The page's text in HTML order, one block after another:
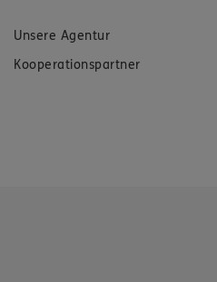
Unsere Agentur
Kooperationspartner